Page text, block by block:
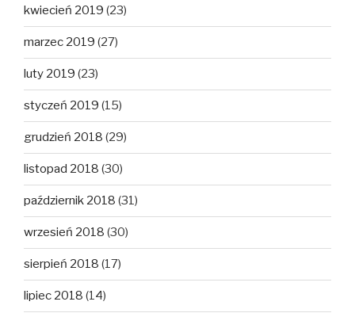
kwiecień 2019 (23)
marzec 2019 (27)
luty 2019 (23)
styczeń 2019 (15)
grudzień 2018 (29)
listopad 2018 (30)
październik 2018 (31)
wrzesień 2018 (30)
sierpień 2018 (17)
lipiec 2018 (14)